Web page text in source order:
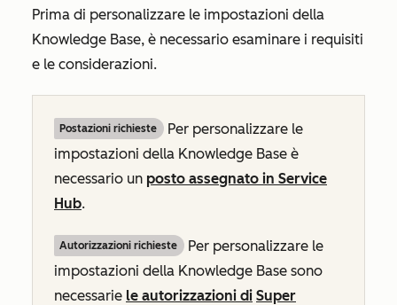
Prima di personalizzare le impostazioni della
Knowledge Base, è necessario esaminare i requisiti
e le considerazioni.
Postazioni richieste
Per personalizzare le
impostazioni della Knowledge Base è
necessario un posto assegnato in Service
Hub.
Autorizzazioni richieste
Per personalizzare le
impostazioni della Knowledge Base sono
necessarie le autorizzazioni di Super